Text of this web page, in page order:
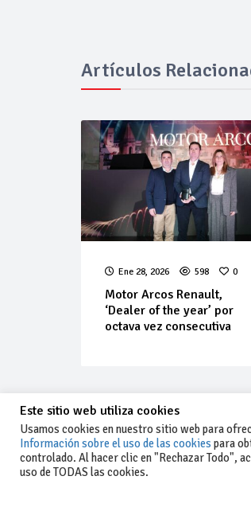
Artículos
Ene 28, 2026 598 0
Motor Arcos Renault,
‘Dealer of the year’ por
octava vez consecutiva
-Aviso legal y
Este sitio web utiliza cookies
Usamos cookies en nuestro sitio web para
Información sobre el uso de las cookies para
controlado. Al hacer clic en "Rechazar Todo",
uso de TODAS las cookies.